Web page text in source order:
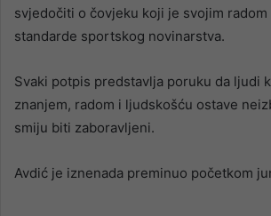
svjedočiti o čovjeku koji je svojim
standarde sportskog novinarstva.
Svaki potpis predstavlja poruku da ljudi
znanjem, radom i ljudskošću ostave
smiju biti zaboravljeni.
Avdić je iznenada preminuo početkom